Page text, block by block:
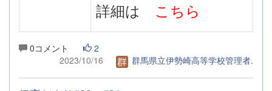
詳細は こちら
0コメント
2
2023/10/16
群馬県立伊勢崎高等学校管理者.